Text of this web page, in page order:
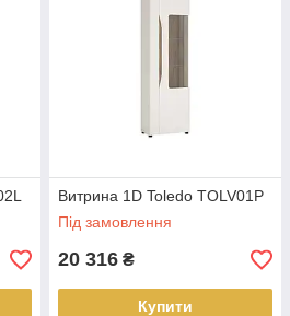
Витрина 1D Toledo TOLV01P
Під замовлення
20 316 ₴
Купити